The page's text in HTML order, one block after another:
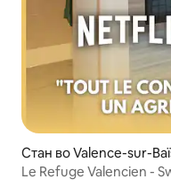
Стан во Valence-sur-
Le Refuge Valencien -